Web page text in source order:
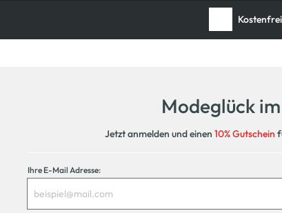
Modeglück
Jetzt anmelden und einen 10% Gutschein
Ihre E-Mail Adresse: